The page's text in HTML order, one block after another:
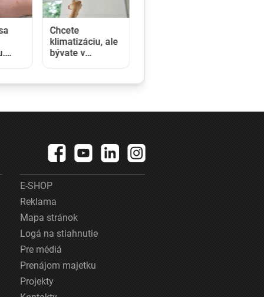
na
Chcete
klimatizáciu, ale
bývate v
vlastníka
potrebný je aj
E-SHOP
Reklama
Mapa stránok
Logá na stiahnutie
Pre médiá
Prenájom majetku
Projekty